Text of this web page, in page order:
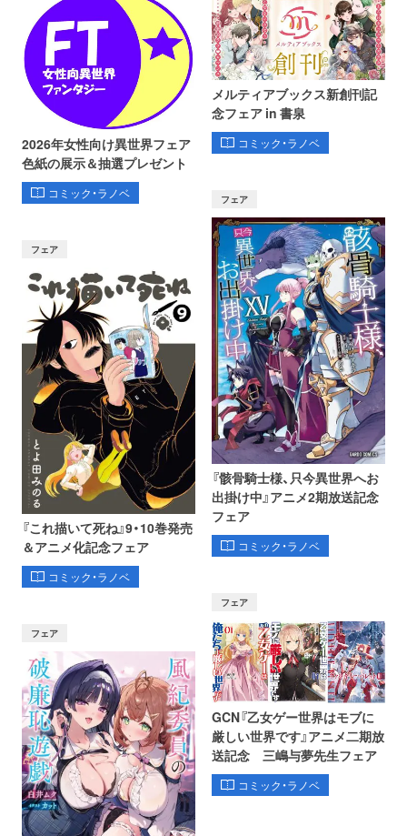
2026年女性向け異世界フェア
色紙の展示＆抽選プレゼント
コミック・ラノベ
メルティアブックス新創刊記
念フェア in 書泉
コミック・ラノベ
フェア
『これ描いて死ね』9・10巻発売
＆アニメ化記念フェア
コミック・ラノベ
フェア
『骸骨騎士様、只今異世界へお
出掛け中』アニメ2期放送記念
フェア
コミック・ラノベ
フェア
フェア
GCN『乙女ゲー世界はモブに
厳しい世界です』アニメ二期放
送記念 三嶋与夢先生フェア
コミック・ラノベ